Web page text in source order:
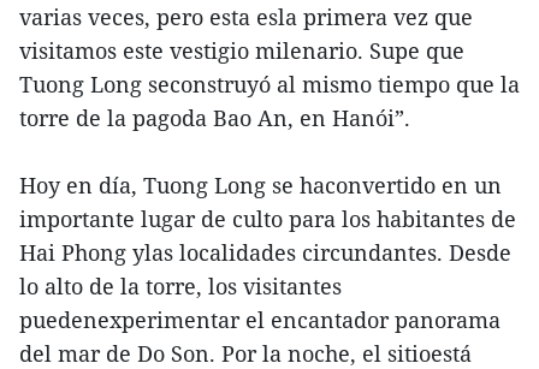
varias veces, pero esta esla primera vez que
visitamos este vestigio milenario. Supe que
Tuong Long seconstruyó al mismo tiempo que la
torre de la pagoda Bao An, en Hanói”.
Hoy en día, Tuong Long se haconvertido en un
importante lugar de culto para los habitantes de
Hai Phong ylas localidades circundantes. Desde
lo alto de la torre, los visitantes
puedenexperimentar el encantador panorama
del mar de Do Son. Por la noche, el sitioestá